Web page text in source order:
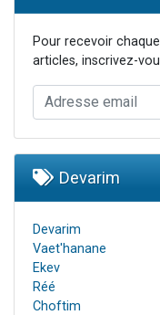
Pour recevoir
articles, inscrivez-
Devarim
Devarim
Vaet'hanane
Ekev
Réé
Choftim